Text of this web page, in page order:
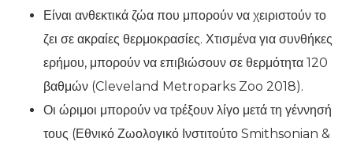
Είναι ανθεκτικά ζώα που μπορούν να χειριστούν το
ζει σε ακραίες θερμοκρασίες. Χτισμένα για συνθήκες
ερήμου, μπορούν να επιβιώσουν σε θερμότητα 120
βαθμών (Cleveland Metroparks Zoo 2018).
Οι ώριμοι μπορούν να τρέξουν λίγο μετά τη γέννησή
τους (Εθνικό Ζωολογικό Ινστιτούτο Smithsonian &